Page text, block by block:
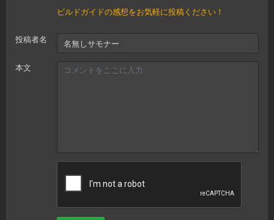
ビルドガイドの感想をお気軽に投稿ください！
投稿者名
本文